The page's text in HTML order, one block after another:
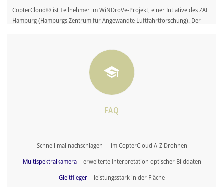
CopterCloud® ist Teilnehmer im WiNDroVe-Projekt, einer Intiative des ZAL
Hamburg (Hamburgs Zentrum für Angewandte Luftfahrtforschung). Der
(Bundesministerium für Bildung und Forschung) geförderten
Netzwerkvorhaben werden die Rahmenbedingungen für die kommerzielle
Nutzung von Drohnen / Unmanned Aerial Systems – UAS – analysiert und
FAQ
Schnell mal nachschlagen – im CopterCloud A-Z Drohnen
Multispektralkamera– erweiterte Interpretation optischer Bilddaten
Gleitflieger– leistungsstark in der Fläche